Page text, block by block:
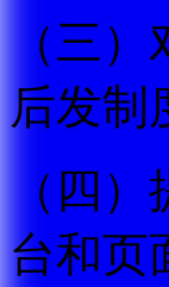
（三
后发制
（四
台和页